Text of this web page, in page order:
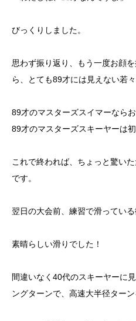
びっくりしました。
思わず振り返り、もう一度お顔
ら、とても89才には見えない若
89才のマスターズスイマーなら
89才のマスターズスキーヤーは初
これで終われば、ちょっと驚い
です。
翌日の大会前、練習で滑っている
素晴らしい滑りでした！
間違いなく40代のスキーヤーに
ングターンで、高速大半径ターン